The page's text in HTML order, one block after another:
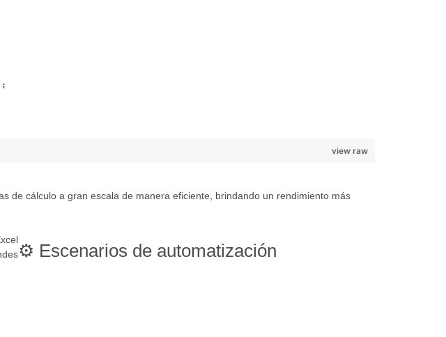
view raw
de cálculo a gran escala de manera eficiente, brindando un rendimiento más
⚙️ Escenarios de automatización